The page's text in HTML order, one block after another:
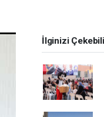
İlginizi